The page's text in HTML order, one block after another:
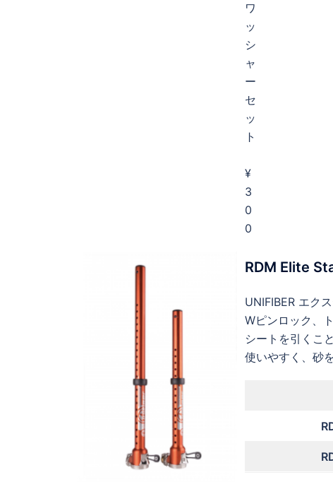
ワ
ッ
シ
ャ
ー
セ
ッ
ト
¥
3
0
0
RDM Elite
UNIFIBER エク
Wピンロック、
シートを引くこ
使いやすく、砂